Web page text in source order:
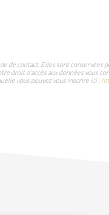
contact. Elles sont conservées
droit d'accès aux données vous
vous pouvez vous inscrire ici :